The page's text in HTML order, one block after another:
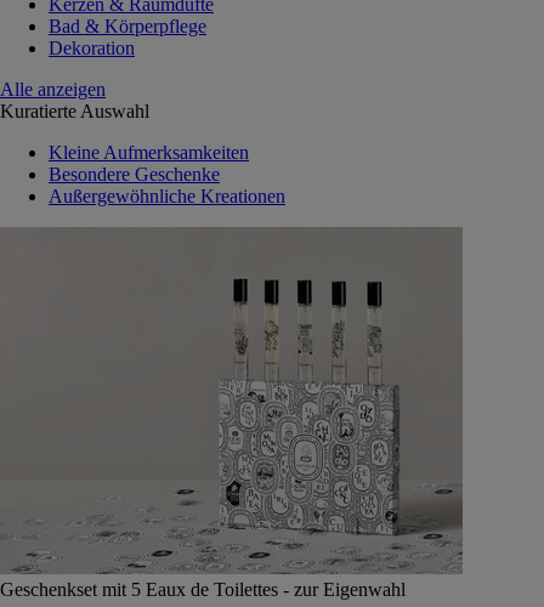
Kerzen & Raumdüfte
Bad & Körperpflege
Dekoration
Alle anzeigen
Kuratierte Auswahl
Kleine Aufmerksamkeiten
Besondere Geschenke
Außergewöhnliche Kreationen
Geschenkset mit 5 Eaux de Toilettes - zur Eigenwahl